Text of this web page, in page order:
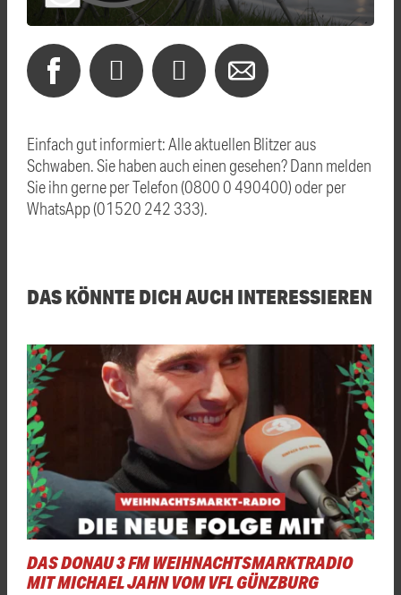
Einfach gut informiert: Alle aktuellen Blitzer aus
Schwaben. Sie haben auch einen gesehen? Dann melden
Sie ihn gerne per Telefon (0800 0 490400) oder per
WhatsApp (01520 242 333).
DAS KÖNNTE DICH AUCH INTERESSIEREN
DAS DONAU 3 FM WEIHNACHTSMARKTRADIO
MIT MICHAEL JAHN VOM VFL GÜNZBURG